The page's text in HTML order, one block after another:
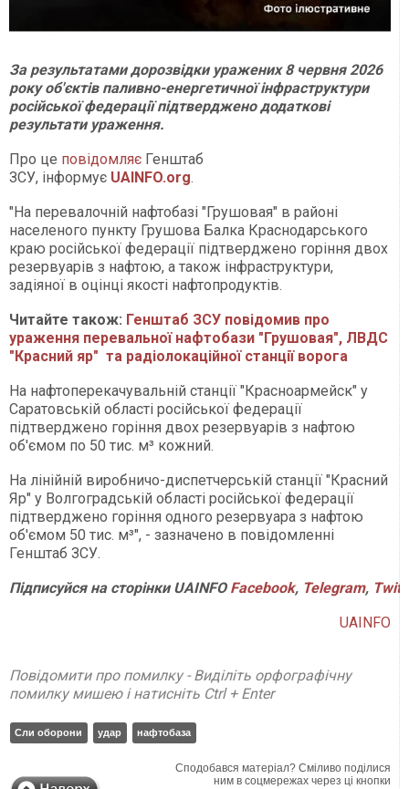
За результатами дорозвідки уражених 8 червня 2026
року об'єктів паливно-енергетичної інфраструктури
російської федерації підтверджено додаткові
результати ураження.
Про це повідомляє Генштаб
ЗСУ, інформує UAINFO.org.
"На перевалочній нафтобазі "Грушовая" в районі
населеного пункту Грушова Балка Краснодарського
краю російської федерації підтверджено горіння двох
резервуарів з нафтою, а також інфраструктури,
задіяної в оцінці якості нафтопродуктів.
Читайте також: Генштаб ЗСУ повідомив про
ураження перевальної нафтобази "Грушовая", ЛВДС
"Красний яр" та радіолокаційної станції ворога
На нафтоперекачувальній станції "Красноармейск" у
Саратовській області російської федерації
підтверджено горіння двох резервуарів з нафтою
об'ємом по 50 тис. м³ кожний.
На лінійній виробничо-диспетчерській станції "Красний
Яр" у Волгоградській області російської федерації
підтверджено горіння одного резервуара з нафтою
об'ємом 50 тис. м³", - зазначено в повідомленні
Генштаб ЗСУ.
Підписуйся на сторінкиUAINFO Facebook, Telegram,
UAINFO
Повідомити про помилку - Виділіть орфографічну
помилку мишею і натисніть Ctrl + Enter
Сли оборони удар нафтобаза
Сподобався матеріал? Сміливо поділися
ним в соцмережах через ці кнопки